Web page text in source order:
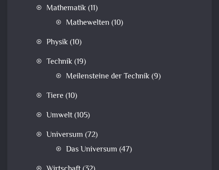
Mathematik(11)
Mathewelten (10)
Physik(10)
Technik(19)
Meilensteine der Technik(9)
Tiere (10)
Umwelt(105)
Universum (72)
Das Universum (47)